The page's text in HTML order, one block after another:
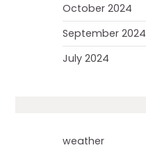
October 2024
September 2024
July 2024
weather